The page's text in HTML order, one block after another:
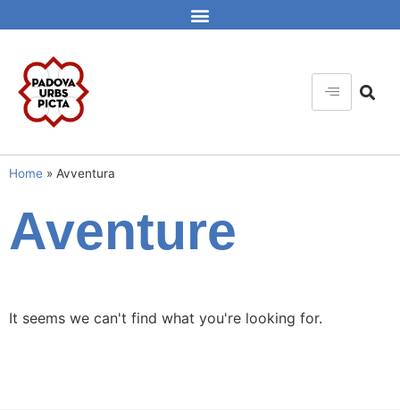
Home » Avventura
Aventure
It seems we can't find what you're looking for.